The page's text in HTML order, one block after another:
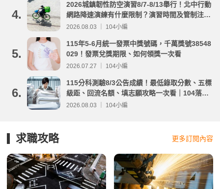
4.
2026城鎮韌性防空演習8/7-8/13舉行！北中行動
網路降速演練有什麼限制？演習時間及管制注意
事項整理
2026.08.03 ｜ 104小編
5.
115年5-6月統一發票中獎號碼，千萬獎號38548
029！發票兌獎期限、如何領獎一次看
2026.07.27 ｜ 104小編
6.
115分科測驗8/3公告成績！最低錄取分數、五標
級距、回流名額、填志願攻略一次看｜104落點
分析
2026.08.03 ｜ 104小編
求職攻略 更多訂閱內容